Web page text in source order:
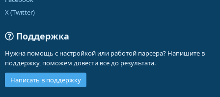
X (Twitter)
Поддержка
Нужна помощь с настройкой или работой парсера? Напишите в
поддержку, поможем довести все до результата.
Написать в поддержку